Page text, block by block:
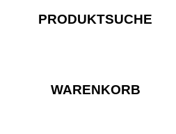
PRODUKTSUCHE
WARENKORB